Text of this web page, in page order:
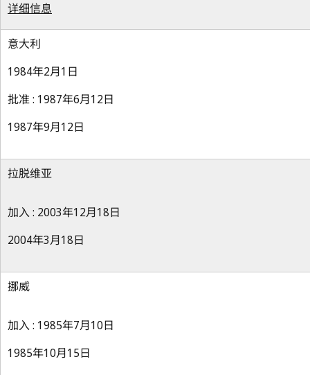
详细信息
意大利
1984年2月1日
批准 : 1987年6月12日
1987年9月12日
拉脱维亚
加入 : 2003年12月18日
2004年3月18日
挪威
加入 : 1985年7月10日
1985年10月15日